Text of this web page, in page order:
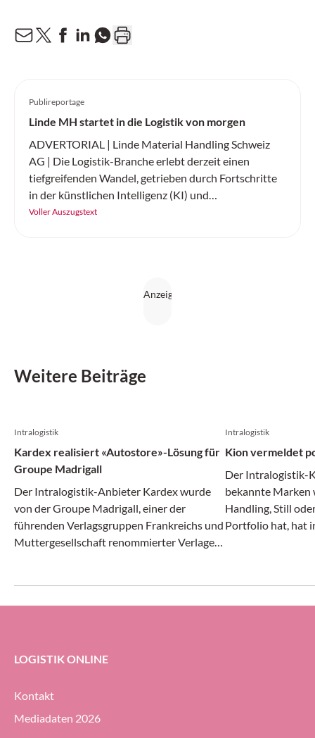
Publireportage
Linde MH startet in die Logistik von morgen
ADVERTORIAL | Linde Material Handling Schweiz
AG | Die Logistik-Branche erlebt derzeit einen
tiefgreifenden Wandel, getrieben durch Fortschritte
in der künstlichen Intelligenz (KI) und
Elektromobilität. Linde Material Handling Schweiz
Diese Entwicklungen werden nicht nur die Effizienz
Voller Auszugstext
Weitere Beiträge
Intralogistik
Kardex realisiert «Autostore»-Lösung für
Groupe Madrigall
Der Intralogistik-Anbieter Kardex wurde
von der Groupe Madrigall, einer der
führenden Verlagsgruppen Frankreichs und
Muttergesellschaft renommierter Verlage
das neue Distributionszentrum des
Intralogistik
Kion vermeldet
Der Intralogistik-
bekannte Marken
Handling, Still
Portfolio hat, hat
LOGISTIK ONLINE
Kontakt
Mediadaten 2026